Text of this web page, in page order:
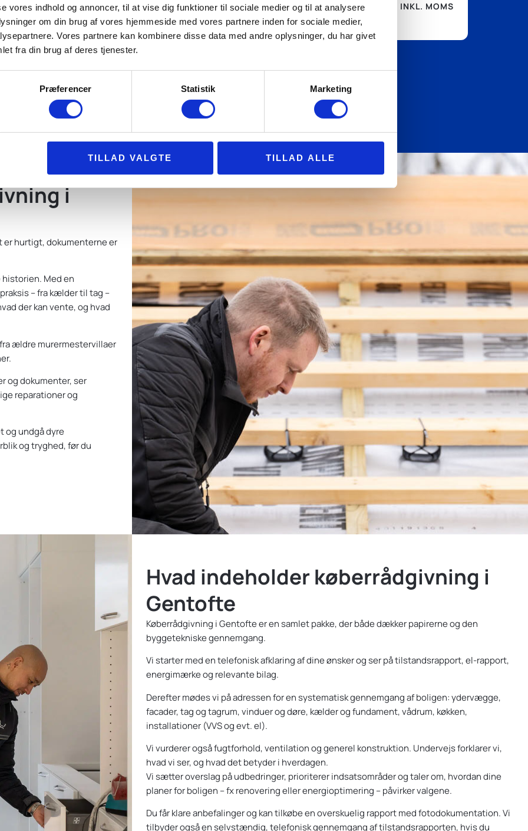
vores indhold og annoncer, til at vise dig funktioner til sociale medier og til at analysere
om din brug af vores hjemmeside med vores partnere inden for sociale medier,
Vores partnere kan kombinere disse data med andre oplysninger, du har givet
fra din brug af deres tjenester.
Præferencer Statistik Marketing
TILLAD VALGTE TILLAD ALLE
1.500 KR. INKL. MOMS
rapporter for boligen, og eventuelle spørgsmål til boligen besvares.)
der skal besigtiges)
i
er hurtigt, dokumenterne er
Med en
– fra kælder til tag –
der kan vente, og hvad
ældre murermestervillaer
og dokumenter, ser
reparationer og
og undgå dyre
og tryghed, før du
Hvad indeholder køberrådgivning i
Gentofte
Køberrådgivning i Gentofte er en samlet pakke, der både dækker papirerne og den
byggetekniske gennemgang.
Vi starter med en telefonisk afklaring af dine ønsker og ser på tilstandsrapport, el-rapport,
energimærke og relevante bilag.
Derefter mødes vi på adressen for en systematisk gennemgang af boligen: ydervægge,
facader, tag og tagrum, vinduer og døre, kælder og fundament, vådrum, køkken,
installationer (VVS og evt. el).
Vi vurderer også fugtforhold, ventilation og generel konstruktion. Undervejs forklarer vi,
hvad vi ser, og hvad det betyder i hverdagen.
Vi sætter overslag på udbedringer, prioriterer indsatsområder og taler om, hvordan dine
planer for boligen – fx renovering eller energioptimering – påvirker valgene.
Du får klare anbefalinger og kan tilkøbe en overskuelig rapport med fotodokumentation. Vi
tilbyder også en selvstændig, telefonisk gennemgang af tilstandsrapporten, hvis du